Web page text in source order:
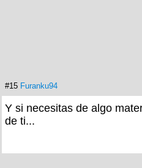
#15 Furanku94
Y si necesitas de algo
de ti...